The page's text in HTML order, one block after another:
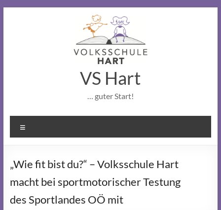
VS Hart
… guter Start!
„Wie fit bist du?“ – Volksschule Hart
macht bei sportmotorischer Testung
des Sportlandes OÖ mit